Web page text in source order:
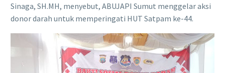
Sinaga, SH.MH, menyebut, ABUJAPI Sumut menggelar aksi
donor darah untuk memperingati HUT Satpam ke-44.